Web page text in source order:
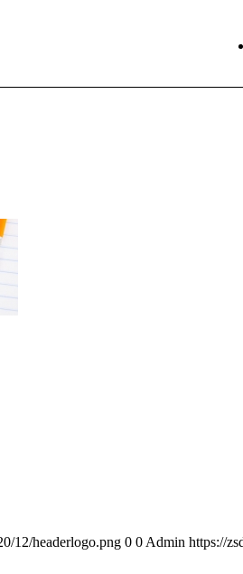
12/headerlogo.png 0 0 Admin https://